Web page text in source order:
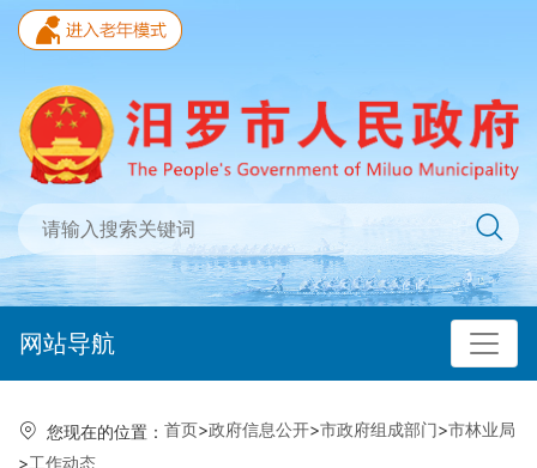
网站导航
您现在的位置： 首页>政府信息公开>市政府组成部门>市林业局
>工作动态